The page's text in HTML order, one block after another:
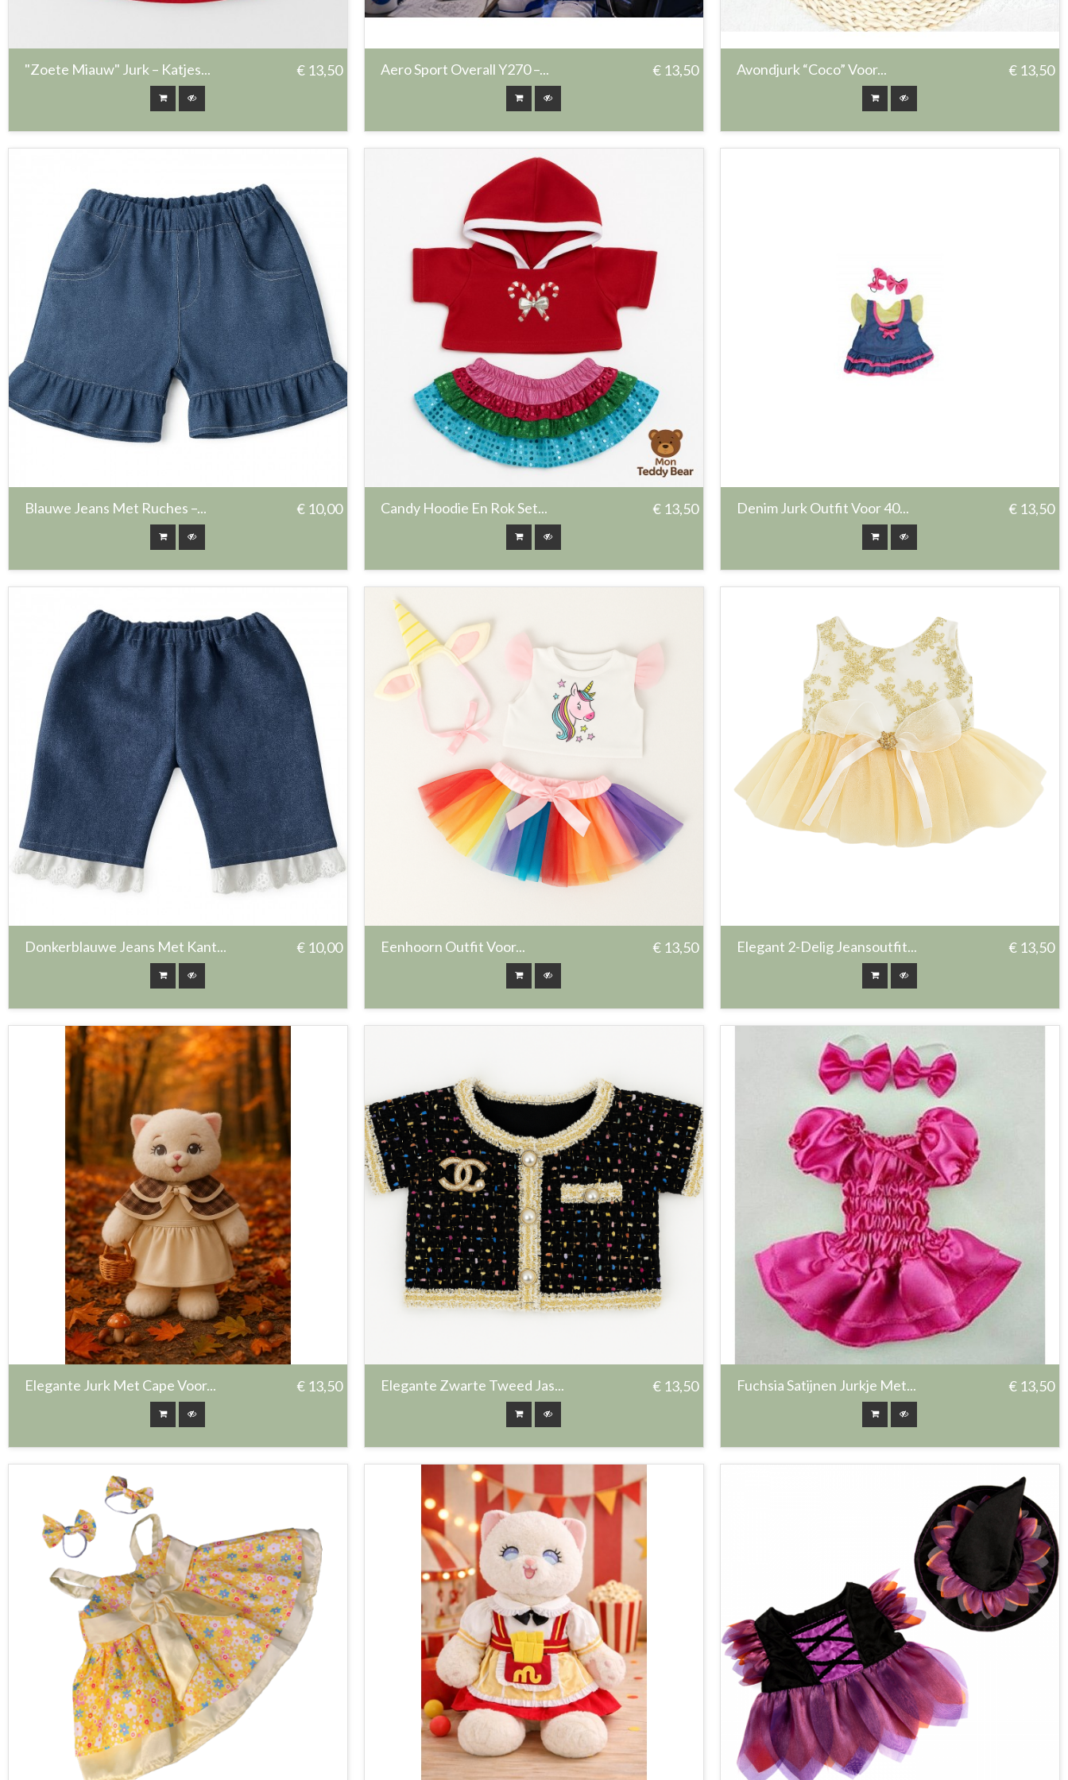
"Zoete Miauw" Jurk – Katjes... € 13,50 Aero Sport Overall Y270 –... € 13,50 Avondjurk “Coco” Voor... € 13,50
Blauwe Jeans Met Ruches –... € 10,00 Candy Hoodie En Rok Set... € 13,50 Denim Jurk Outfit Voor 40... € 13,50
Donkerblauwe Jeans Met Kant... € 10,00 Eenhoorn Outfit Voor... € 13,50 Elegant 2-Delig Jeansoutfit... € 13,50
Elegante Jurk Met Cape Voor... € 13,50 Elegante Zwarte Tweed Jas... € 13,50 Fuchsia Satijnen Jurkje Met... € 13,50